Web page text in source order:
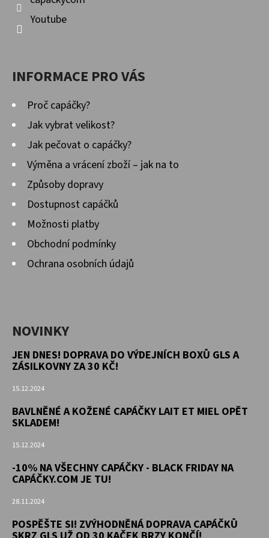
Youtube
INFORMACE PRO VÁS
Proč capáčky?
Jak vybrat velikost?
Jak pečovat o capáčky?
Výměna a vrácení zboží – jak na to
Způsoby dopravy
Dostupnost capáčků
Možnosti platby
Obchodní podmínky
Ochrana osobních údajů
NOVINKY
JEN DNES! DOPRAVA DO VÝDEJNÍCH BOXŮ GLS A
ZÁSILKOVNY ZA 30 KČ!
15.12.2024
BAVLNĚNÉ A KOŽENÉ CAPÁČKY LAIT ET MIEL OPĚT
SKLADEM!
15.12.2024
-10% NA VŠECHNY CAPÁČKY - BLACK FRIDAY NA
CAPÁČKY.COM JE TU!
28.11.2024
POSPĚŠTE SI! ZVÝHODNĚNÁ DOPRAVA CAPÁČKŮ